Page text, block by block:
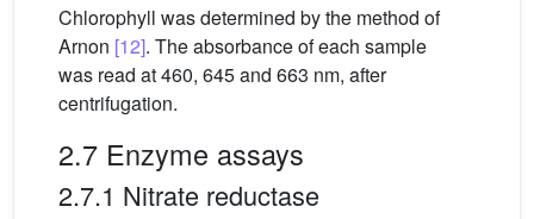
Chlorophyll was determined by the method of
Arnon [12]. The absorbance of each sample
was read at 460, 645 and 663 nm, after
centrifugation.
2.7 Enzyme assays
2.7.1 Nitrate reductase